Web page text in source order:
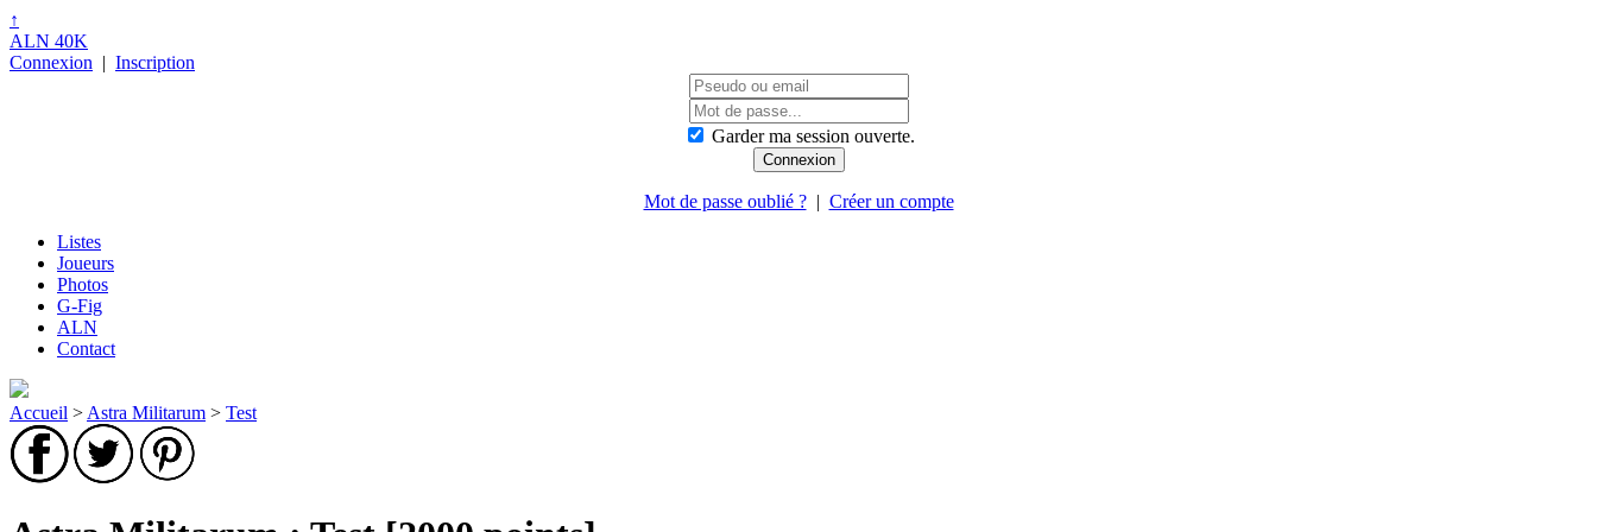
↑
ALN 40K
Connexion | Inscription
Garder ma session ouverte.
Mot de passe oublié ?| Créer un compte
Listes
Joueurs
Photos
G-Fig
ALN
Contact
Accueil > Astra Militarum > Test